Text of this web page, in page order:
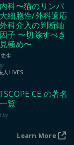
内科〜猫のリンパ
細胞性/外科適応
科介入の判断軸
子 〜切除すべき
極め〜
生
人LIVES
CE の著名
覧
Learn More